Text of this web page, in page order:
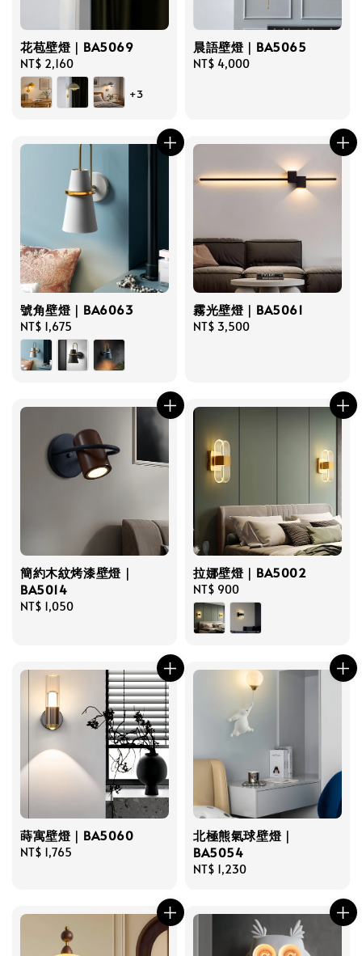
花苞壁燈｜BA5069
Regular
price
NT$ 2,160
+3
晨語壁燈｜BA5065
Regular
NT$ 4,000
號角壁燈｜BA6063
Regular
price
NT$ 1,675
霧光壁燈｜BA5061
Regular
NT$ 3,500
簡約木紋烤漆壁燈｜
BA5014
Regular
NT$ 1,050
拉娜壁燈｜BA5002
Regular
price
NT$ 900
蒔寓壁燈｜BA5060
Regular
NT$ 1,765
北極熊氣球壁燈｜
BA5054
Regular
NT$ 1,230